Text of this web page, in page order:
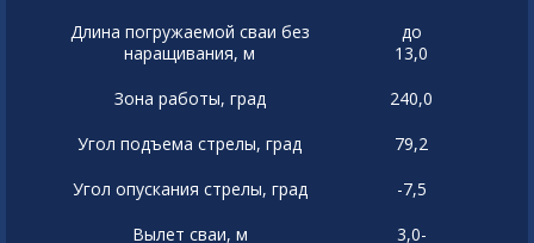
Длина погружаемой сваи без
наращивания, м
до
13,0
Зона работы, град
240,0
Угол подъема стрелы, град
79,2
Угол опускания стрелы, град
-7,5
Вылет сваи, м
3,0-